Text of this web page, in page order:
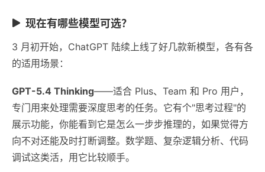
现在有哪些模型可选？
3 月初开始，ChatGPT 陆续上线了好几款新模型，各有各
的适用场景：
GPT-5.4 Thinking——适合 Plus、Team 和 Pro 用户，
专门用来处理需要深度思考的任务。它有个"思考过程"的
展示功能，你能看到它是怎么一步步推理的，如果觉得方
向不对还能及时打断调整。数学题、复杂逻辑分析、代码
调试这类活，用它比较顺手。